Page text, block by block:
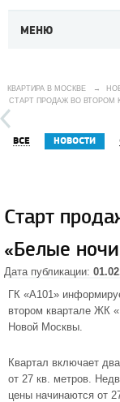
МЕНЮ
КВАРТИРА В МОСКВЕ →
СТАРТ ПРОДАЖ ВО ВТОРОМ
ВСЕ НОВОСТИ
Старт
«Белые
Дата публикации:
ГК «А101»
втором квартале ЖК
Новой Москвы.
Квартал включает
от 27 кв. метров.
цены начинаются от